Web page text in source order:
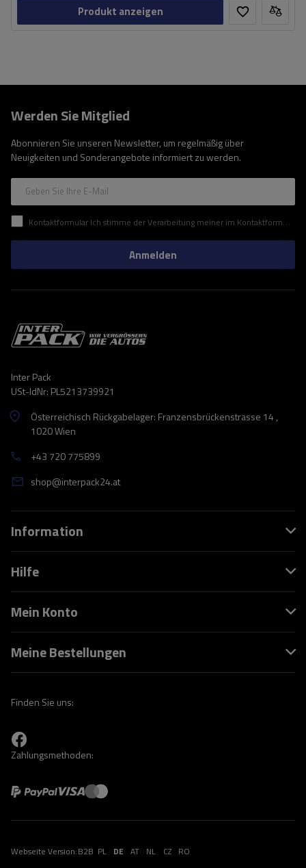
Produkt anzeigen
Werden Sie Mitglied
Abonnieren Sie unseren Newsletter, um regelmäßig über
Neuigkeiten und Sonderangebote informiert zu werden.
Geben Sie Ihre E-Mail
Kontaktformular Ich stimme der Verarbeitung meiner im Kontaktformular enthaltenen personenbezogenen Daten gemäß der Verordnung (EU) des Europäischen Parlaments und des Rates zu.
Anmelden
Inter Pack
USt-IdNr: PL5213739921
Österreichisch Rückgabelager: Franzensbrückenstrasse 14 ,
1020 Wien
+43 720 775899
shop@interpack24.at
Information
Hilfe
Mein Konto
Meine Bestellungen
Finden Sie uns:
Zahlungsmethoden:
Webseite Version:B2B PL DE AT NL CZ RO